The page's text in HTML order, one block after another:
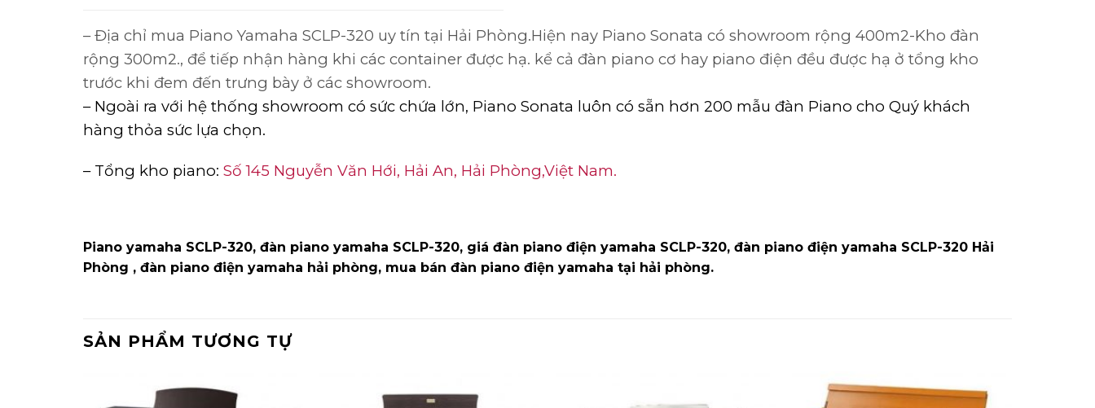
– Địa chỉ mua Piano Yamaha SCLP-320 uy tín tại Hải Phòng.Hiện nay Piano Sonata có showroom rộng 400m2-Kho đàn
rộng 300m2., để tiếp nhận hàng khi các container được hạ. kể cả đàn piano cơ hay piano điện đều được hạ ở tổng kho
trước khi đem đến trưng bày ở các showroom.
– Ngoài ra với hệ thống showroom có sức chứa lớn, Piano Sonata luôn có sẵn hơn 200 mẫu đàn Piano cho Quý khách
hàng thỏa sức lựa chọn.
– Tổng kho piano: Số 145 Nguyễn Văn Hới, Hải An, Hải Phòng,Việt Nam.
Piano yamaha SCLP-320, đàn piano yamaha SCLP-320, giá đàn piano điện yamaha SCLP-320, đàn piano điện yamaha SCLP-320 Hải
Phòng , đàn piano điện yamaha hải phòng, mua bán đàn piano điện yamaha tại hải phòng.
SẢN PHẨM TƯƠNG TỰ